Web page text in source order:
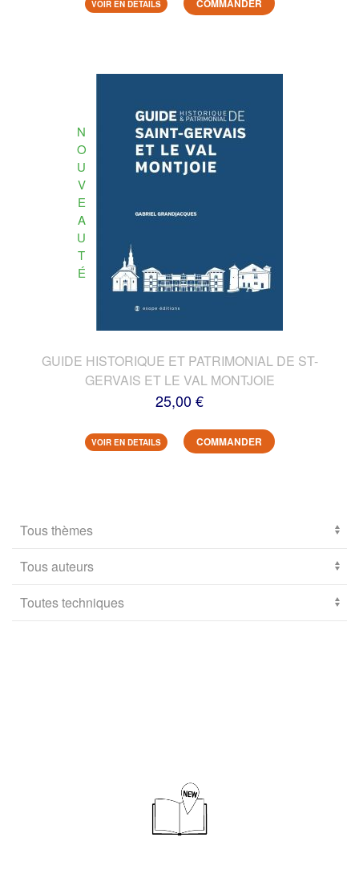
VOIR EN DETAILS
N
O
U
V
E
A
U
T
É
GUIDE HISTORIQUE ET PATRIMONIAL DE ST-
GERVAIS ET LE VAL MONTJOIE
25,00 €
VOIR EN DETAILS COMMANDER